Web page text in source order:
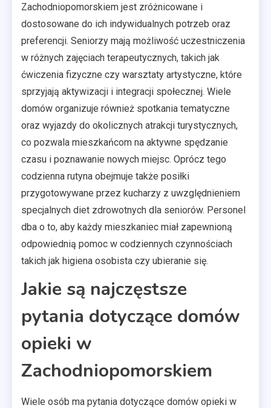
Zachodniopomorskiem jest zróżnicowane i
dostosowane do ich indywidualnych potrzeb oraz
preferencji. Seniorzy mają możliwość uczestniczenia
w różnych zajęciach terapeutycznych, takich jak
ćwiczenia fizyczne czy warsztaty artystyczne, które
sprzyjają aktywizacji i integracji społecznej. Wiele
domów organizuje również spotkania tematyczne
oraz wyjazdy do okolicznych atrakcji turystycznych,
co pozwala mieszkańcom na aktywne spędzanie
czasu i poznawanie nowych miejsc. Oprócz tego
codzienna rutyna obejmuje także posiłki
przygotowywane przez kucharzy z uwzględnieniem
specjalnych diet zdrowotnych dla seniorów. Personel
dba o to, aby każdy mieszkaniec miał zapewnioną
odpowiednią pomoc w codziennych czynnościach
takich jak higiena osobista czy ubieranie się.
Jakie są najczęstsze
pytania dotyczące domów
opieki w
Zachodniopomorskiem
Wiele osób ma pytania dotyczące domów opieki w